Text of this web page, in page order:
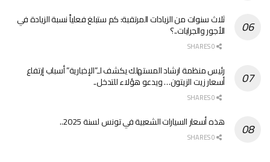
ثلاث سنوات من الزيادات المرتقبة: كم ستبلغ فعلياً نسبة الزيادة في
الأجور والجرايات..؟
رئيس منظمة ارشاد المستهلك يكشف لـ”الإخبارية” أسباب إرتفاع
أسعار زيت الزيتون… ويدعو هؤلاء للتدخل..
هذه أسعار السيارات الشعبية في تونس لسنة 2025..